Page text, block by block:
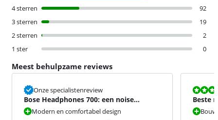
4 sterren
92
3 sterren
19
2 sterren
2
1 ster
0
Meest behulpzame reviews
Onze specialistenreview
Bose Headphones 700: een noise
cancelling uitblinker
Modern en comfortabel design
Beste
dit